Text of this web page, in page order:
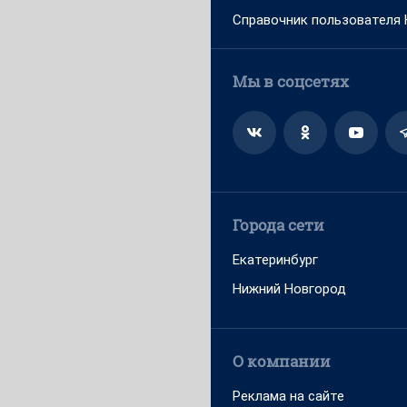
Справочник пользователя
Мы в соцсетях
Города сети
Екатеринбург
Нижний Новгород
О компании
Реклама на сайте